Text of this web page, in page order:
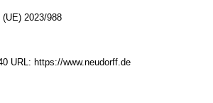
2023/988
URL: https://www.neudorff.de